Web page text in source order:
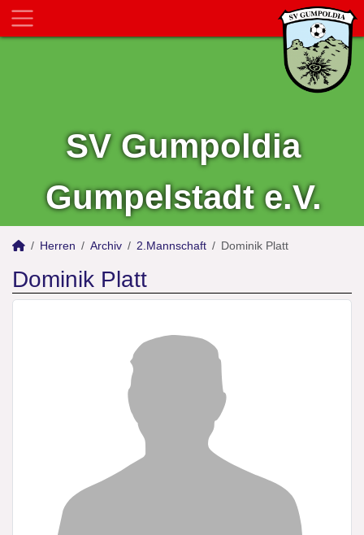
SV Gumpoldia
Gumpelstadt e.V.
Herren Archiv 2.Mannschaft Dominik Platt
Dominik Platt